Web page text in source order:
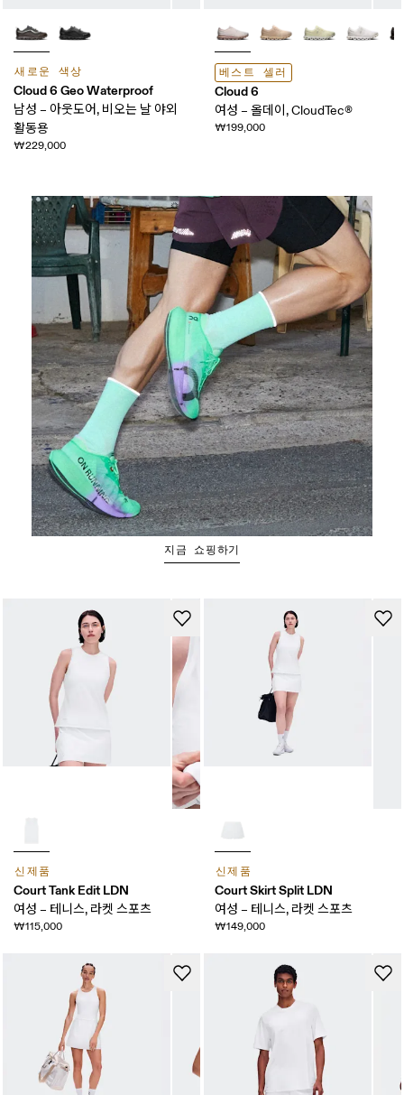
새로운 색상
Cloud 6 Geo Waterproof
남성 – 아웃도어, 비오는 날 야외
활동용
₩229,000
베스트 셀러
Cloud 6
여성 – 올데이, CloudTec®
₩199,000
신제품
Court Tank Edit LDN
여성 – 테니스, 라켓 스포츠
₩115,000
신제품
Court Skirt Split LDN
여성 – 테니스, 라켓 스포츠
₩149,000
Cloudboom Strike 2
지금 쇼핑하기